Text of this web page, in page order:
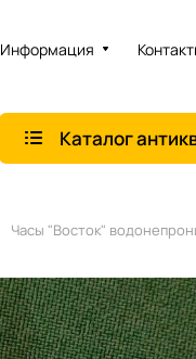
Информация
Каталог
Часы "Восток"